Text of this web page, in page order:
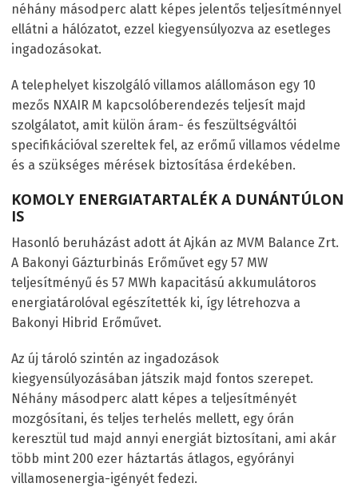
néhány másodperc alatt képes jelentős teljesítménnyel
ellátni a hálózatot, ezzel kiegyensúlyozva az esetleges
ingadozásokat.
A telephelyet kiszolgáló villamos alállomáson egy 10
mezős NXAIR M kapcsolóberendezés teljesít majd
szolgálatot, amit külön áram- és feszültségváltói
specifikációval szereltek fel, az erőmű villamos védelme
és a szükséges mérések biztosítása érdekében.
KOMOLY ENERGIATARTALÉK A DUNÁNTÚLON
IS
Hasonló beruházást adott át Ajkán az MVM Balance Zrt.
A Bakonyi Gázturbinás Erőművet egy 57 MW
teljesítményű és 57 MWh kapacitású akkumulátoros
energiatárolóval egészítették ki, így létrehozva a
Bakonyi Hibrid Erőművet.
Az új tároló szintén az ingadozások
kiegyensúlyozásában játszik majd fontos szerepet.
Néhány másodperc alatt képes a teljesítményét
mozgósítani, és teljes terhelés mellett, egy órán
keresztül tud majd annyi energiát biztosítani, ami akár
több mint 200 ezer háztartás átlagos, egyórányi
villamosenergia-igényét fedezi.